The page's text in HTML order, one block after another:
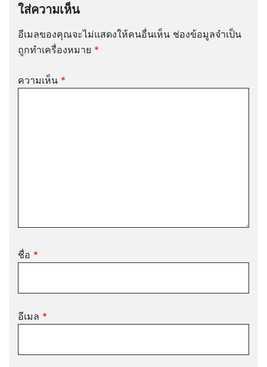
ใส่ความเห็น
อีเมลของคุณจะไม่แสดงให้คนอื่นเห็น ช่องข้อมูลจำเป็น
ถูกทำเครื่องหมาย *
ความเห็น *
ชื่อ *
อีเมล *